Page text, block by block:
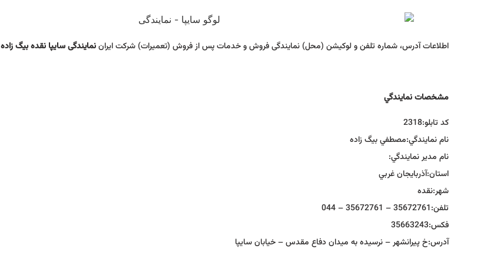
اطلاعات آدرس، شماره تلفن و لوکیشن (محل) نمایندگی فروش و خدمات پس از فروش (تعمیرات) شرکت ایراننمایندگی سایپا نقده بیگ زاده 2318
مشخصات نمايندگي
كد تابلو:2318
نام نمايندگي:مصطفي بيگ زاده
نام مدير نمايندگي:
استان:آذربايجان غربي
شهر:نقده
تلفن:35672761 – 35672761 – 044
فكس:35663243
آدرس:خ پيرانشهر – نرسيده به ميدان دفاع مقدس – خيابان سايپا